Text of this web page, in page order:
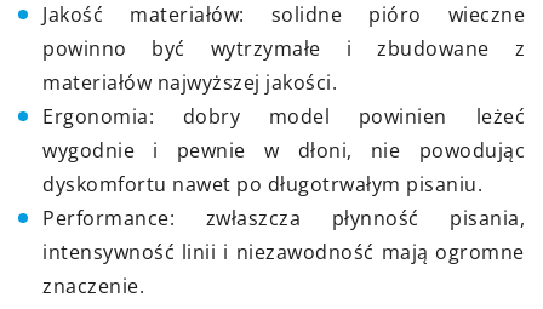
Jakość materiałów: solidne pióro wieczne
powinno być wytrzymałe i zbudowane z
materiałów najwyższej jakości.
Ergonomia: dobry model powinien leżeć
wygodnie i pewnie w dłoni, nie powodując
dyskomfortu nawet po długotrwałym pisaniu.
Performance: zwłaszcza płynność pisania,
intensywność linii i niezawodność mają ogromne
znaczenie.